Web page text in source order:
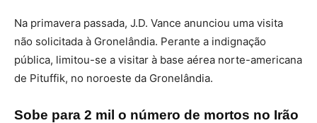
Na primavera passada, J.D. Vance anunciou uma visita
não solicitada à Gronelândia. Perante a indignação
pública, limitou-se a visitar à base aérea norte-americana
de Pituffik, no noroeste da Gronelândia.
Sobe para 2 mil o número de mortos no Irão